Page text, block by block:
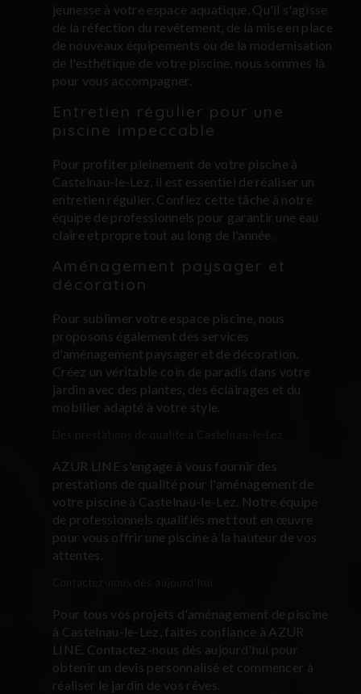
jeunesse à votre espace aquatique. Qu'il s'agisse
de la réfection du revêtement, de la mise en place
de nouveaux équipements ou de la modernisation
de l'esthétique de votre piscine, nous sommes là
pour vous accompagner.
Entretien régulier pour une
piscine impeccable
Pour profiter pleinement de votre piscine à
Castelnau-le-Lez, il est essentiel de réaliser un
entretien régulier. Confiez cette tâche à notre
équipe de professionnels pour garantir une eau
claire et propre tout au long de l'année.
Aménagement paysager et
décoration
Pour sublimer votre espace piscine, nous
proposons également des services
d'aménagement paysager et de décoration.
Créez un véritable coin de paradis dans votre
jardin avec des plantes, des éclairages et du
mobilier adapté à votre style.
Des prestations de qualité à Castelnau-le-Lez
AZUR LINE s'engage à vous fournir des
prestations de qualité pour l'aménagement de
votre piscine à Castelnau-le-Lez. Notre équipe
de professionnels qualifiés met tout en œuvre
pour vous offrir une piscine à la hauteur de vos
attentes.
Contactez-nous dès aujourd'hui
Pour tous vos projets d'aménagement de piscine
à Castelnau-le-Lez, faites confiance à AZUR
LINE. Contactez-nous dès aujourd'hui pour
obtenir un devis personnalisé et commencer à
réaliser le jardin de vos rêves.